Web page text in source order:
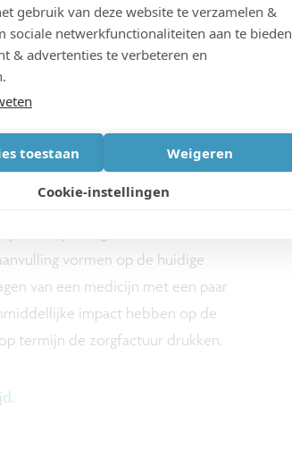
gebruik van deze website te verzamelen &
sociale netwerkfunctionaliteiten aan te bieden
& advertenties te verbeteren en
toestaan Weigeren
Cookie-instellingen
dat ons meer kan leren.
proces, met fors minder
waarvoor een
dieren kunnen.
veelbelovend. Als we
om het complexe samenspel
in te schatten of een patiënt
een bepaald geneesmiddel.
vormen op de huidige
van een medicijn met een paar
impact hebben op de
termijn de zorgfactuur drukken.
.